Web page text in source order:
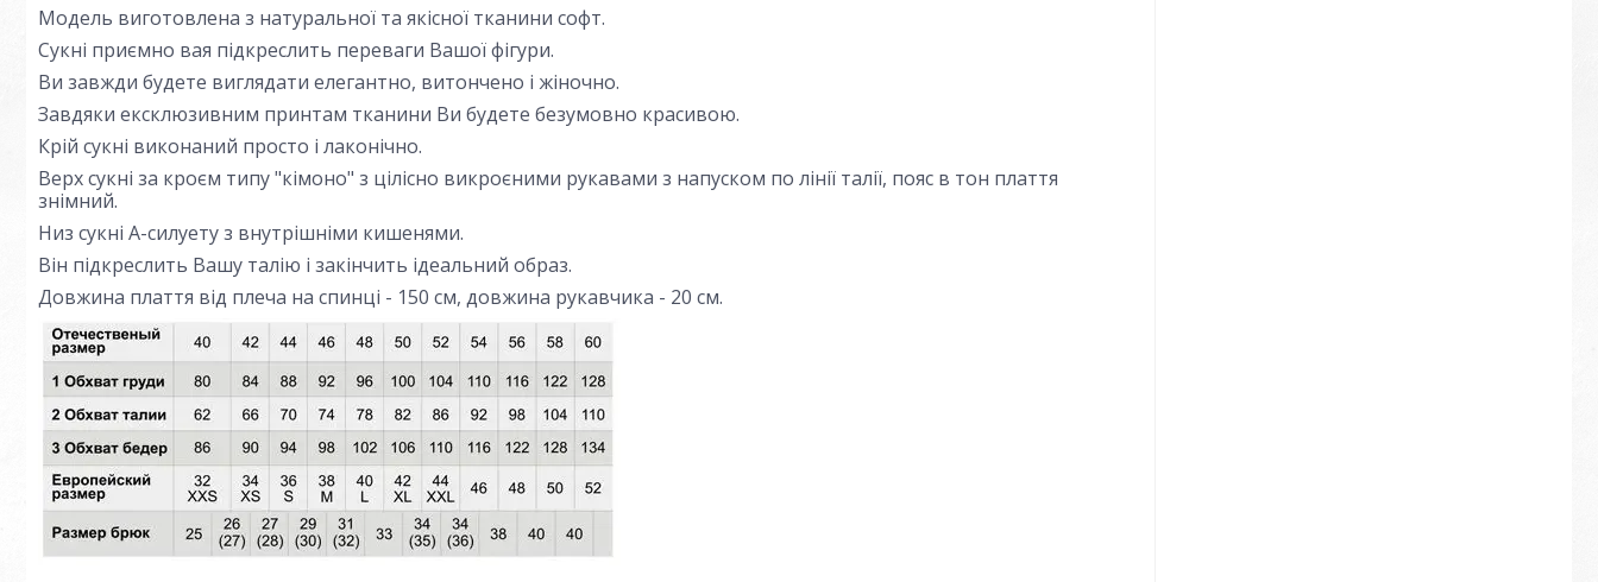
Модель виготовлена з натуральної та якісної тканини софт.
Сукні приємно вая підкреслить переваги Вашої фігури.
Ви завжди будете виглядати елегантно, витончено і жіночно.
Завдяки ексклюзивним принтам тканини Ви будете безумовно красивою.
Крій сукні виконаний просто і лаконічно.
Верх сукні за кроєм типу "кімоно" з цілісно викроєними рукавами з напуском по лінії талії, пояс в тон плаття
знімний.
Низ сукні А-силуету з внутрішніми кишенями.
Він підкреслить Вашу талію і закінчить ідеальний образ.
Довжина плаття від плеча на спинці - 150 см, довжина рукавчика - 20 см.